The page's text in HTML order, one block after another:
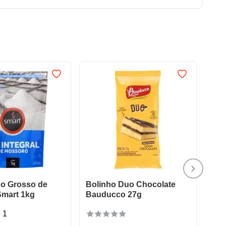
Grosso de
1kg
1
Bolinho Duo Chocolate
Bauducco 27g